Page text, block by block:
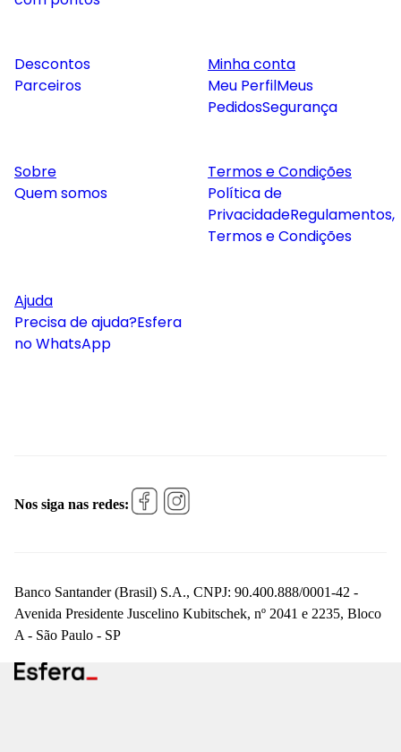
Descontos
Parceiros
Minha conta
Meu PerfilMeus
PedidosSegurança
Sobre
Quem somos
Termos e Condições
Política de
PrivacidadeRegulamentos,
Termos e Condições
Ajuda
Precisa de ajuda?Esfera
no WhatsApp
Nos siga nas redes:
Banco Santander (Brasil) S.A., CNPJ: 90.400.888/0001-42 -
Avenida Presidente Juscelino Kubitschek, nº 2041 e 2235, Bloco
A - São Paulo - SP